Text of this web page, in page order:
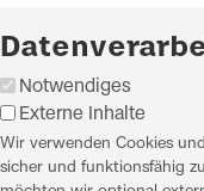
Notwendiges
Externe Inhalte
Wir verwenden Cookies
sicher und funktionsfähig